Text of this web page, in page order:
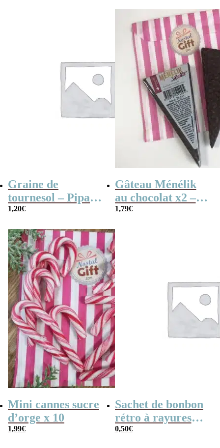
Graine de
tournesol – Pipas
x 3
1,20€
Gâteau Ménélik
au chocolat x2 –
Gaufrette
1,79€
Mini cannes sucre
d’orge x 10
1,99€
Sachet de bonbon
rétro à rayures
roses et blanches
0,50€